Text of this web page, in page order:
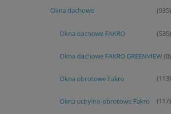
Okna dachowe (935)
Okna dachowe FAKRO (535)
Okna dachowe FAKRO GREENVIEW(0)
Okna obrotowe Fakro (113)
Okna uchylno-obrotowe Fakro (117)